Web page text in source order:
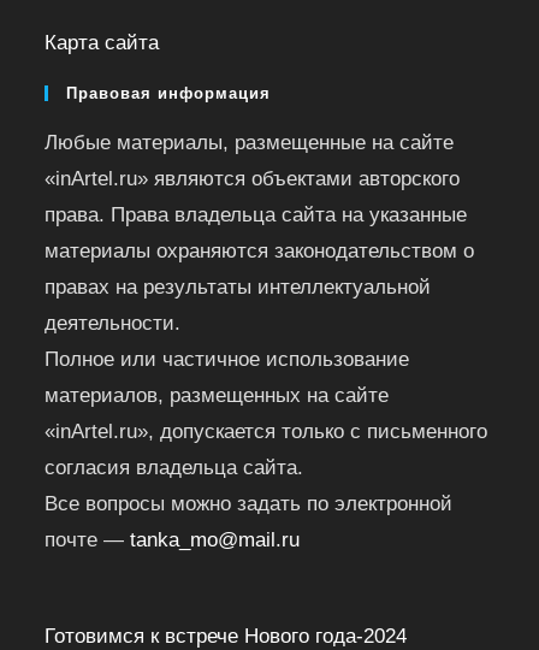
Карта сайта
Правовая информация
Любые материалы, размещенные на сайте
«inArtel.ru» являются объектами авторского
права. Права владельца сайта на указанные
материалы охраняются законодательством о
правах на результаты интеллектуальной
деятельности.
Полное или частичное использование
материалов, размещенных на сайте
«inArtel.ru», допускается только с письменного
согласия владельца сайта.
Все вопросы можно задать по электронной
почте —tanka_mo@mail.ru
Готовимся к встрече Нового года-2024